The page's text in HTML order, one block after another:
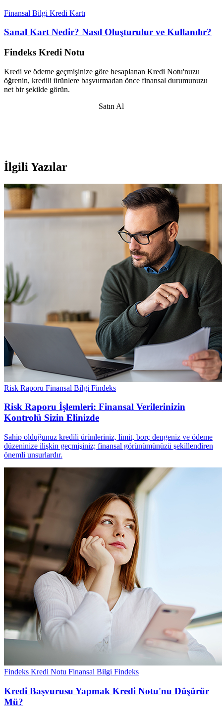
Finansal Bilgi Kredi Kartı
Sanal Kart Nedir? Nasıl Oluşturulur ve Kullanılır?
Findeks Kredi Notu
Kredi ve ödeme geçmişinize göre hesaplanan Kredi Notu'nuzu
öğrenin, kredili ürünlere başvurmadan önce finansal durumunuzu
net bir şekilde görün.
Satın Al
İlgili Yazılar
Risk Raporu Finansal Bilgi Findeks
Risk Raporu İşlemleri: Finansal Verilerinizin
Kontrolü Sizin Elinizde
Sahip olduğunuz kredili ürünleriniz, limit, borç dengeniz ve ödeme
düzeninize ilişkin geçmişiniz; finansal görünümünüzü şekillendiren
önemli unsurlardır.
Findeks Kredi Notu Finansal Bilgi Findeks
Kredi Başvurusu Yapmak Kredi Notu'nu Düşürür
Mü?